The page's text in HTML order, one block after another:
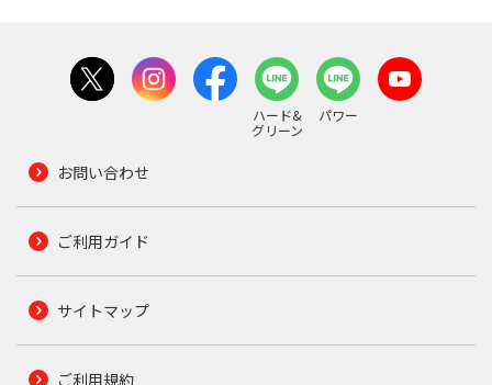
ハード&
グリーン
パワー
お問い合わせ
ご利用ガイド
サイトマップ
ご利用規約